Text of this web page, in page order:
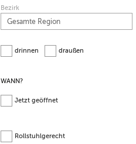
Bezirk
drinnen draußen
WANN?
Jetzt geöffnet
Rollstuhlgerecht